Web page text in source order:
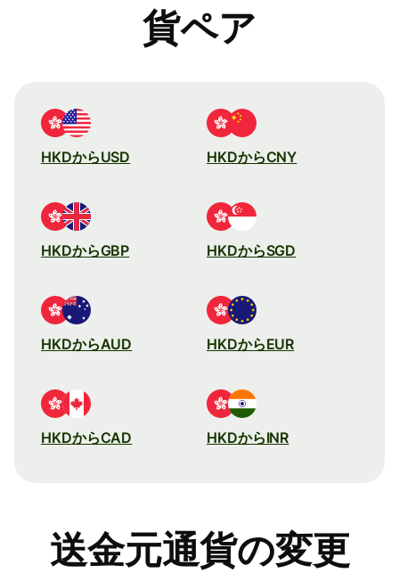
貨ペア
HKDからUSD HKDからCNY
HKDからGBP HKDからSGD
HKDからAUD HKDからEUR
HKDからCAD HKDからINR
送金元通貨の変更